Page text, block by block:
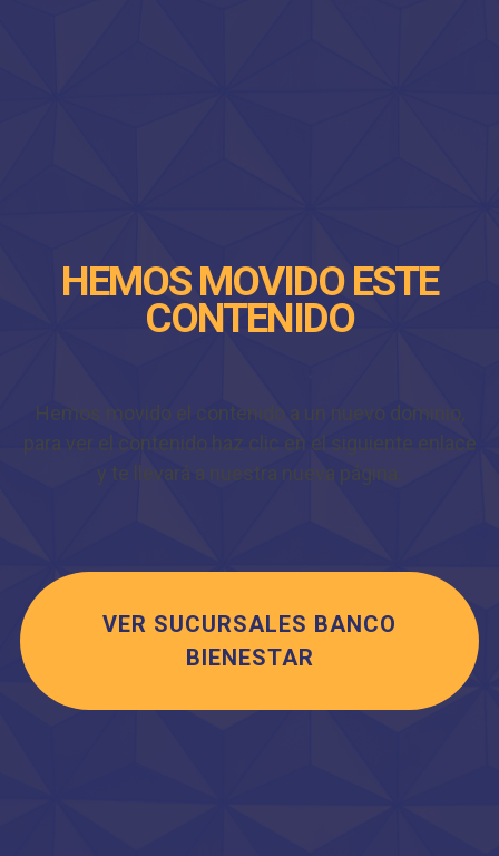
HEMOS MOVIDO ESTE
CONTENIDO
Hemos movido el contenido a un nuevo dominio,
para ver el contenido haz clic en el siguiente enlace
y te llevará a nuestra nueva página.
VER SUCURSALES BANCO
BIENESTAR